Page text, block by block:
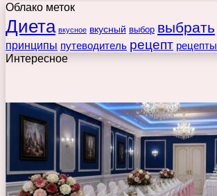
Облако меток
Диета вкусное вкусный выбор выбрать
принципы путеводитель рецепт рецепты
Интересное